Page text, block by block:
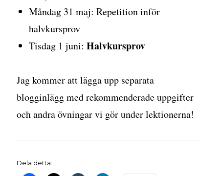
Måndag 31 maj: Repetition inför
halvkursprov
Tisdag 1 juni:Halvkursprov
Jag kommer att lägga upp separata
blogginlägg med rekommenderade uppgifter
och andra övningar vi gör under lektionerna!
Dela detta: